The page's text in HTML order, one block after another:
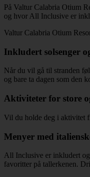
På Valtur Calabria Otium
og hvor All Inclusive er
Valtur Calabria Otium
Inkludert solsenger
Når du vil gå til stranden
og bare ta dagen som den
Aktiviteter for store
Vil du holde deg i aktivitet
Menyer med
All Inclusive er inkludert og
favoritter på tallerkenen.